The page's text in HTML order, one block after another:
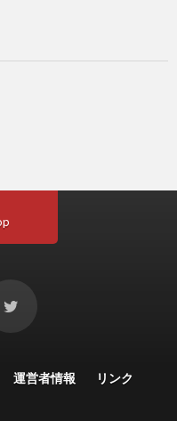
運営者情報 リンク